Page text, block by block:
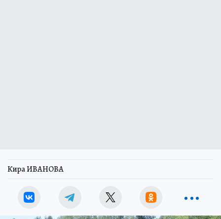
Кира ИВАНОВА